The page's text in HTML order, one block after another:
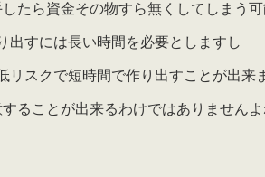
たら資金その物すら無くしてしまう可
出すには長い時間を必要としますし
スクで短時間で作り出すことが出来
ることが出来るわけではありません